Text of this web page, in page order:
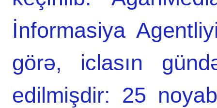
İnformasiya
görə, iclasın
edilmişdir: 25